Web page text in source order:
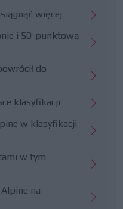
więcej
i 50-punktową
do
klasyfikacji
w klasyfikacji
w tym
na